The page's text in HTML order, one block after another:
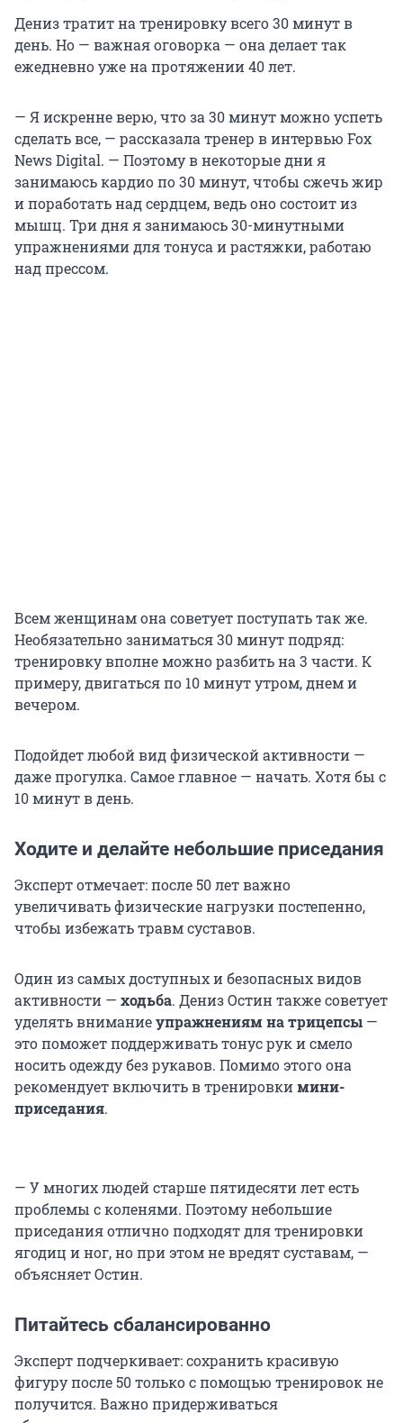
Дениз тратит на тренировку всего 30 минут в
день. Но — важная оговорка — она делает так
ежедневно уже на протяжении 40 лет.
— Я искренне верю, что за 30 минут можно успеть
сделать все, — рассказала тренер в интервью Fox
News Digital. — Поэтому в некоторые дни я
занимаюсь кардио по 30 минут, чтобы сжечь жир
и поработать над сердцем, ведь оно состоит из
мышц. Три дня я занимаюсь 30-минутными
упражнениями для тонуса и растяжки, работаю
над прессом.
Всем женщинам она советует поступать так же.
Необязательно заниматься 30 минут подряд:
тренировку вполне можно разбить на 3 части. К
примеру, двигаться по 10 минут утром, днем и
вечером.
Подойдет любой вид физической активности —
даже прогулка. Самое главное — начать. Хотя бы с
10 минут в день.
Ходите и делайте небольшие приседания
Эксперт отмечает: после 50 лет важно
увеличивать физические нагрузки постепенно,
чтобы избежать травм суставов.
Один из самых доступных и безопасных видов
активности — ходьба. Дениз Остин также советует
уделять вниманиеупражнениям на трицепсы —
это поможет поддерживать тонус рук и смело
носить одежду без рукавов. Помимо этого она
рекомендует включить в тренировкимини-
приседания.
— У многих людей старше пятидесяти лет есть
проблемы с коленями. Поэтому небольшие
приседания отлично подходят для тренировки
ягодиц и ног, но при этом не вредят суставам, —
объясняет Остин.
Питайтесь сбалансированно
Эксперт подчеркивает: сохранить красивую
фигуру после 50 только с помощью тренировок не
получится. Важно придерживаться